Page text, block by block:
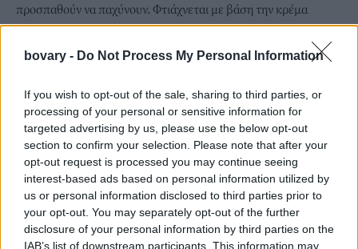
bovary - Do Not Process My Personal Information
If you wish to opt-out of the sale, sharing to third parties, or
processing of your personal or sensitive information for
targeted advertising by us, please use the below opt-out
section to confirm your selection. Please note that after your
opt-out request is processed you may continue seeing
interest-based ads based on personal information utilized by
us or personal information disclosed to third parties prior to
your opt-out. You may separately opt-out of the further
disclosure of your personal information by third parties on the
IAB’s list of downstream participants. This information may
προσπαθούν να παχύνουν. Φτιάχνεται με βάση την κρέμα
γάλακτος και τα αυγά και περιέχει περίπου 30% λιπαρά και τα
100 γραμμάρια μπορούν να φτάσουν τις 350 θερμίδες. Πάμε
Σορμπέ.Ήδη έχω πάρει το μουδιασμένα ειρωνικό μου βλέμμα
γιατί αναρωτιέμαι ποιος θεωρεί ότι το σορμπέ είναι παγωτό.
Δεν έχει γάλα, έχει μόνο χυμό φρούτων, πράγμα που το κάνει
χαμηλό σε λιπαρά οπότε δίνει περίπου 100-120 θερμίδες τα 100
γρ. Λόγω όμως της μεγάλης (τεράστιας ήθελα να πω)
περιεκτικότητας σε ζάχαρη θέλει κι αυτό μέτρο.
Πριν φτάσω στον νικητή της βραδιάς, να μιλήσω και για το
frozen yogurt.Πρόκειται για μια τίμια εναλλακτική αφού έχει